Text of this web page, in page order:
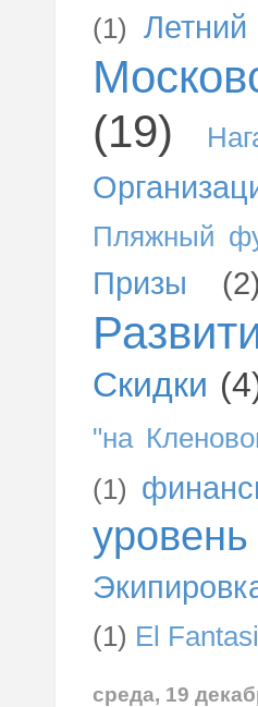
(1)
(19)
Пляжный
Призы
(2)
Скидки
"на
(1)
уровень
(1) El
среда, 19